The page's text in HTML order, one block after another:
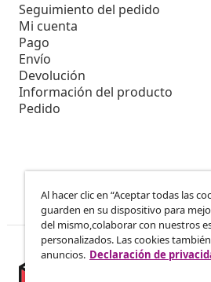
Seguimiento del pedido
Mi cuenta
Pago
Envío
Devolución
Información del producto
Pedido
Al hacer clic en “Aceptar todas las
guarden en su dispositivo para
del mismo,colaborar con nuestros
personalizados. Las cookies
anuncios. Declaración de